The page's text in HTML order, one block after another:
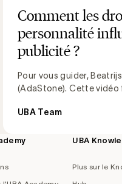
Comment les
personnalité
publicité ?
Pour vous guider,
(AdaStone). Cette vidéo
UBA Team
UBA
Plus sur le